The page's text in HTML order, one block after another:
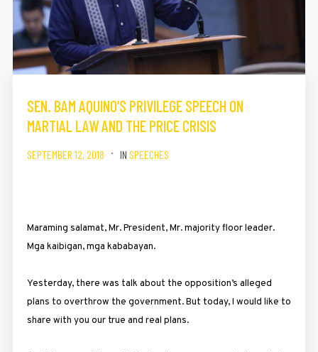
SEN. BAM AQUINO’S PRIVILEGE SPEECH ON
MARTIAL LAW AND THE PRICE CRISIS
SEPTEMBER 12, 2018 IN SPEECHES
Maraming salamat, Mr. President, Mr. majority floor leader.
Mga kaibigan, mga kababayan.
Yesterday, there was talk about the opposition’s alleged
plans to overthrow the government. But today, I would like to
share with you our true and real plans.